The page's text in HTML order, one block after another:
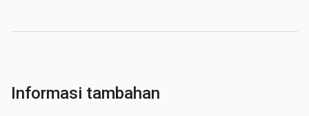
Informasi tambahan